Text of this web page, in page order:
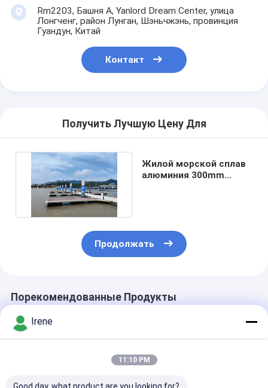
Rm2203, Башня A, Yanlord Dream Center, улица
Лонгченг, район Лунган, Шэньчжэнь, провинция
Гуандун, Китай
Контакт
Получить Лучшую Цену Для
Жилой морской сплав
алюминия 300mm
Продолжать
Порекомендованные Продукты
Irene
11:10 PM